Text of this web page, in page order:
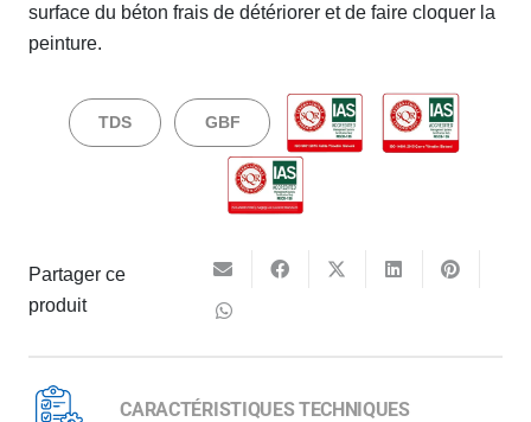
surface du béton frais de détériorer et de faire cloquer la
peinture.
TDS GBF
Partager ce
produit
CARACTÉRISTIQUES TECHNIQUES